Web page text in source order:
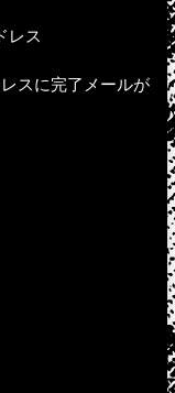
レス
スに完了メールが